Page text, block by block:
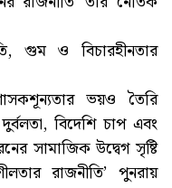
গুম ও বিচারহীনতার
ভয়ও তৈরি
বিদেশি চাপ এবং
সামাজিক উদ্বেগ সৃষ্টি
রাজনীতি’ পুনরায়